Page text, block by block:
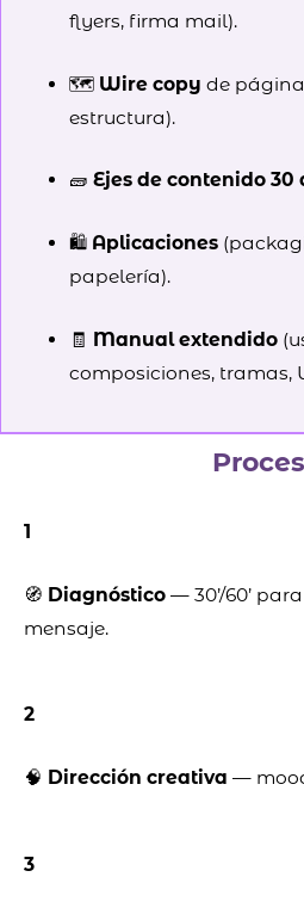
flyers, firma mail).
🗺️ Wire copy de
estructura).
🧱 Ejes de contenido 30
🛍️ Aplicaciones
papelería).
🧾 Manual extendido
composiciones, tramas,
1
🧭 Diagnóstico — 30’/60’
mensaje.
2
🧠 Dirección creativa —
3